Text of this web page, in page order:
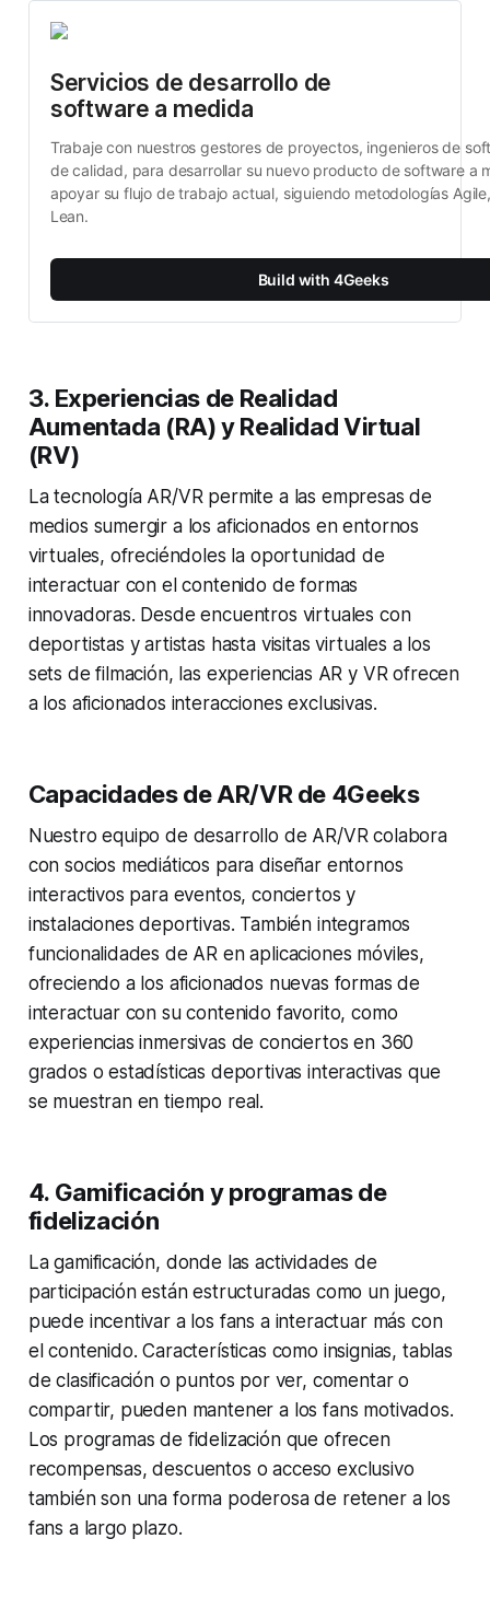
Servicios de desarrollo de
software a medida
Trabaje con nuestros gestores de proyectos, ingenieros de
de calidad, para desarrollar su nuevo producto de software a
apoyar su flujo de trabajo actual, siguiendo metodologías
Lean.
Build with 4Geeks
3. Experiencias de Realidad
Aumentada (RA) y Realidad Virtual
(RV)
La tecnología AR/VR permite a las empresas de
medios sumergir a los aficionados en entornos
virtuales, ofreciéndoles la oportunidad de
interactuar con el contenido de formas
innovadoras. Desde encuentros virtuales con
deportistas y artistas hasta visitas virtuales a los
sets de filmación, las experiencias AR y VR ofrecen
a los aficionados interacciones exclusivas.
Capacidades de AR/VR de 4Geeks
Nuestro equipo de desarrollo de AR/VR colabora
con socios mediáticos para diseñar entornos
interactivos para eventos, conciertos y
instalaciones deportivas. También integramos
funcionalidades de AR en aplicaciones móviles,
ofreciendo a los aficionados nuevas formas de
interactuar con su contenido favorito, como
experiencias inmersivas de conciertos en 360
grados o estadísticas deportivas interactivas que
se muestran en tiempo real.
4. Gamificación y programas de
fidelización
La gamificación, donde las actividades de
participación están estructuradas como un juego,
puede incentivar a los fans a interactuar más con
el contenido. Características como insignias, tablas
de clasificación o puntos por ver, comentar o
compartir, pueden mantener a los fans motivados.
Los programas de fidelización que ofrecen
recompensas, descuentos o acceso exclusivo
también son una forma poderosa de retener a los
fans a largo plazo.